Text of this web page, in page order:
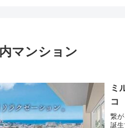
マンション
ミ
コ
繋
誕